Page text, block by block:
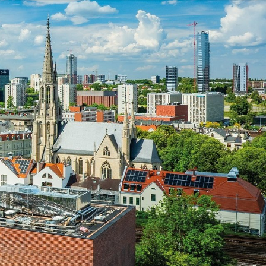
GREEN FACTORY LOGISTICS
AFTIGEL HYAL-DROP MULTI
EKTIN
CENTRUM MEDYCZNE DAMIANA
VENOFLEX
EMPIK FOTO SAXX
AG MOTORS
DELECTA
KONSPOL
GROUP UNITOP
GORENJE
METROPOLIA
STETHOME
FUNDACJA NAGLE SAMI
MERCEDES
PRIME SPANISH PROPERTIES
SPEDIMO
REBERNIA BEKO
TDJ ESTATE
CARE LIBERTY INVESTMENTS
ESSENDI